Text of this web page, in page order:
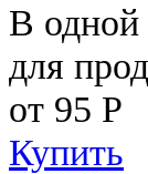
В одной
для
от 95 Р
Купить